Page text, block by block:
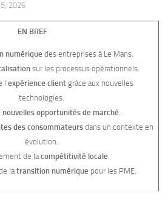
5, 2026
EN BREF
numérique des entreprises à Le Mans.
sur les processus opérationnels.
l’expérience client grâce aux nouvelles
technologies.
nouvelles opportunités de marché.
des consommateursdans un contexte en
évolution.
de lacompétitivité locale.
latransition numérique pour les PME.